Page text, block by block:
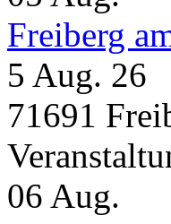
Freiberg
5 Aug. 26
71691
06 Aug.